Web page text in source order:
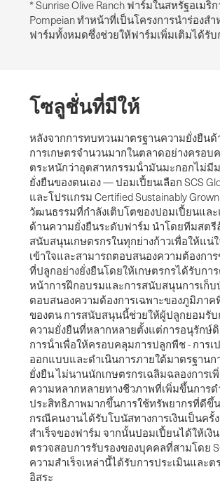
* Sunrise Olive Ranch ฟาร์มในสหรัฐอเมริ
Pompeian ทําหน้าที่เป็นโครงการนําร่องสํ
ฟาร์มทั้งหมดซึ่งช่วยให้ฟาร์มเพิ่มเติมได้รับ
โซลูชั่นที่มีให้
หลังจากการทบทวนมาตรฐานความยั่งยืนด้
การเกษตรจํานวนมากในตลาดอย่างครอบ
ตระหนักว่าอุตสาหกรรมน้ํามันมะกอกไม่มี
ยั่งยืนของตนเอง — ปอมเปี้ยนเลือก SCS
และโปรแกรม Certified Sustainably
วัฒนธรรมที่กําลังเติบโตของปอมเปี้ยนแล
ด้านความยั่งยืนระดับฟาร์ม นําโดยทีมสตรี
สนับสนุนเกษตรกรในทุกย่างก้าวเพื่อให้แน่ใ
เข้าใจและสามารถตอบสนองความต้องกา
ที่ปลูกอย่างยั่งยืนโดยให้เกษตรกรได้รับกา
หน้าการฝึกอบรมและการสนับสนุนการเก็
ตอบสนองความต้องการเฉพาะของภูมิภาค
ของตน การสนับสนุนนี้ช่วยให้ผู้ปลูกยอมรับ
ความยั่งยืนที่หลากหลายตั้งแต่การอนุรักษ์
การน้ําเพื่อให้ครอบคลุมการปลูกพืช - การ
ออกแบบและดําเนินการภายใต้มาตรฐานก
ยั่งยืน ไม่นานนักเกษตรกรเฉลิมฉลองการเ
ความหลากหลายทางชีวภาพที่เพิ่มขึ้นการดํ
ประสิทธิภาพมากขึ้นการใช้ทรัพยากรที่ดีขึ้
กรณีคนงานได้รับโบนัสทางการเงินเป็นครั้
สําเร็จของฟาร์ม จากนั้นปอมเปี้ยนได้ให้เ
ตรวจสอบการรับรองของบุคคลที่สามโดย
ความสําเร็จเหล่านี้ได้รับการประเมินและต
อิสระ